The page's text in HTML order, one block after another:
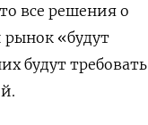
все решения о
рынок «будут
будут требовать